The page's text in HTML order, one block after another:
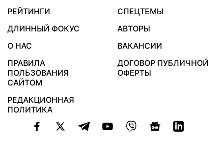
РЕЙТИНГИ
СПЕЦТЕМЫ
ДЛИННЫЙ ФОКУС
АВТОРЫ
О НАС
ВАКАНСИИ
ПРАВИЛА
ПОЛЬЗОВАНИЯ
САЙТОМ
ДОГОВОР ПУБЛИЧНОЙ
ОФЕРТЫ
РЕДАКЦИОННАЯ
ПОЛИТИКА